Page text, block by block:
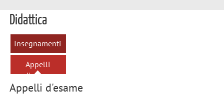
Didattica
Insegnamenti
Appelli
d'esame
Appelli d'esame